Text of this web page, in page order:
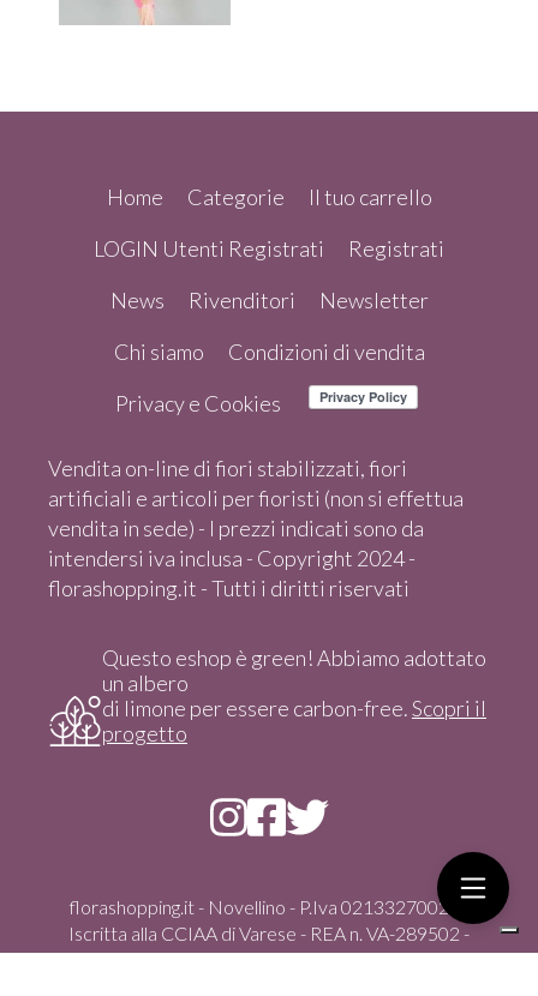
Home Categorie
Il tuo carrello
LOGIN Utenti Registrati
Registrati
News
Rivenditori
Newsletter
Chi siamo
Condizioni di vendita
Privacy e Cookies
Vendita on-line di fiori stabilizzati, fiori
artificiali e articoli per fioristi (non si effettua
vendita in sede) - I prezzi indicati sono da
intendersi iva inclusa - Copyright 2024 -
florashopping.it - Tutti i diritti riservati
Questo eshop è green! Abbiamo adottato
un albero
di limone per essere carbon-free.Scopri il
progetto
florashopping.it - Novellino - P.Iva 02133270021 -
Iscritta alla CCIAA di Varese - REA n. VA-289502 -
Copyright 2024 - Tutti i diritti riservati